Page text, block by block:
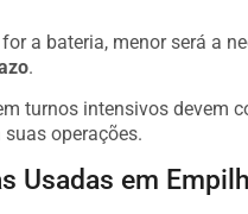
a bateria, menor será a
.
turnos intensivos devem
operações.
Usadas em